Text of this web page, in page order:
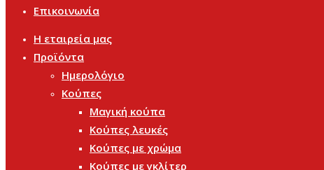
Επικοινωνία
Η εταιρεία μας
Προϊόντα
Ημερολόγιο
Κούπες
Μαγική κούπα
Κούπες λευκές
Κούπες με χρώμα
Κούπες με γκλίτερ